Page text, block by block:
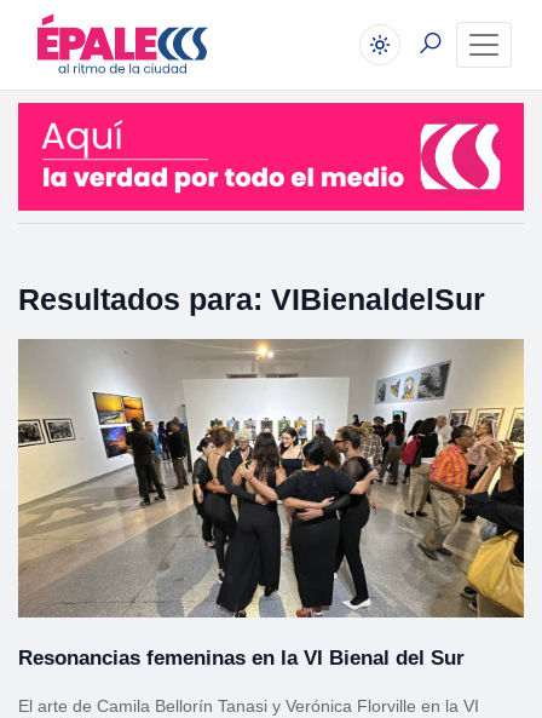
Resultados para: VIBienaldelSur
Resonancias femeninas en la VI Bienal del Sur
El arte de Camila Bellorín Tanasi y Verónica Florville en la VI